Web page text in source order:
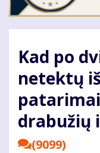
Kad po
netektų
drabužių
(9099)